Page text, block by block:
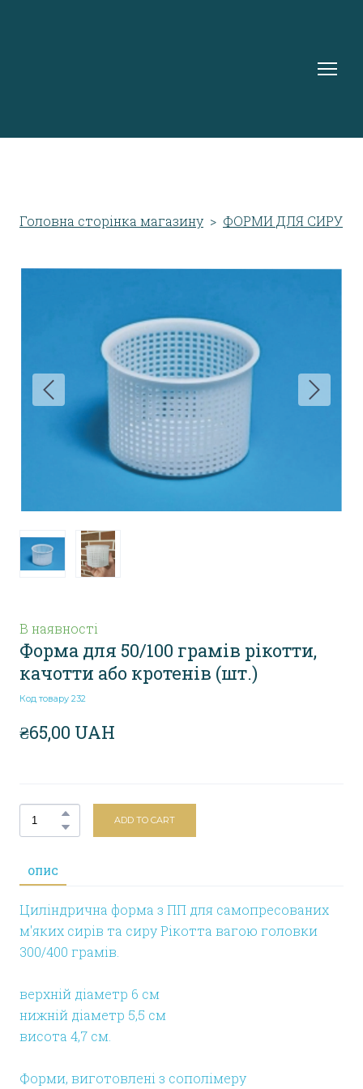
Головна сторінка магазину ФОРМИ ДЛЯ СИРУ
В наявності
Форма для 50/100 грамів рікотти,
качотти або кротенів (шт.)
Код товару 232
₴65,00 UAH
ADD TO CART
ОПИС
Циліндрична форма з ПП для самопресованих
м'яких сирів та сиру Рікотта вагою головки
300/400 грамів.
верхній діаметр 6 см
нижній діаметр 5,5 см
висота 4,7 см.
Форми, виготовлені з сополімеру